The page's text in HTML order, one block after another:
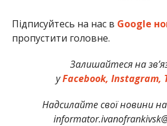
Підписуйтесь на нас в Google
пропустити головне.
Залишайтеся на
уFacebook, Instagram,
Надсилайте свої новини